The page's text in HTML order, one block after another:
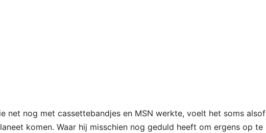
net nog met cassettebandjes en MSN werkte, voelt het soms alsof
komen. Waar hij misschien nog geduld heeft om ergens op te